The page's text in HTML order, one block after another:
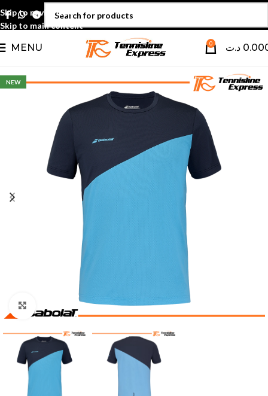
Skip to navigation
Skip to main content
MENU 0 د.ت
NEW
Click to enlarge